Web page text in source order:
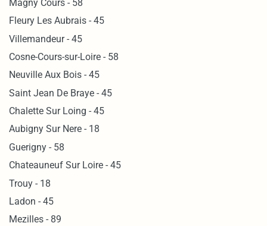
Magny Cours - 58
Fleury Les Aubrais - 45
Villemandeur - 45
Cosne-Cours-sur-Loire - 58
Neuville Aux Bois - 45
Saint Jean De Braye - 45
Chalette Sur Loing - 45
Aubigny Sur Nere - 18
Guerigny - 58
Chateauneuf Sur Loire - 45
Trouy - 18
Ladon - 45
Mezilles - 89